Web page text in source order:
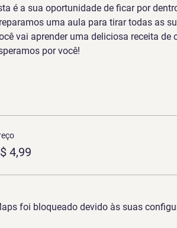
é a sua oportunidade de ficar por
uma aula para tirar todas as
vai aprender uma deliciosa receita
por você!
4,99
foi bloqueado devido às suas